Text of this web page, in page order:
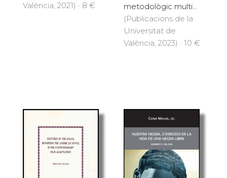
València, 2021) · 8 €
metodològic multi...
(Publicacions de la
Universitat de
València, 2023) · 10 €